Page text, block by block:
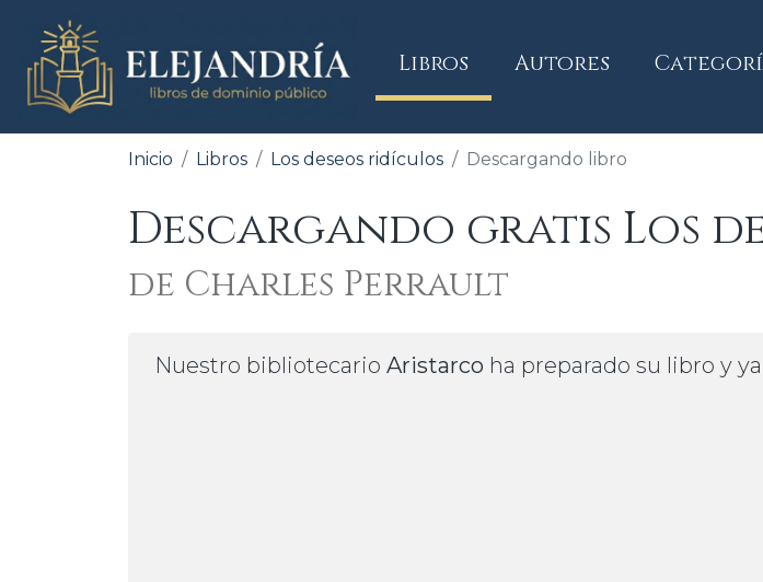
Libros(current)
Autores
Inicio Libros Los deseos ridículos Descargando libro
Descargando gratis Los
de Charles Perrault
Nuestro bibliotecario Aristarco ha preparado su libro y